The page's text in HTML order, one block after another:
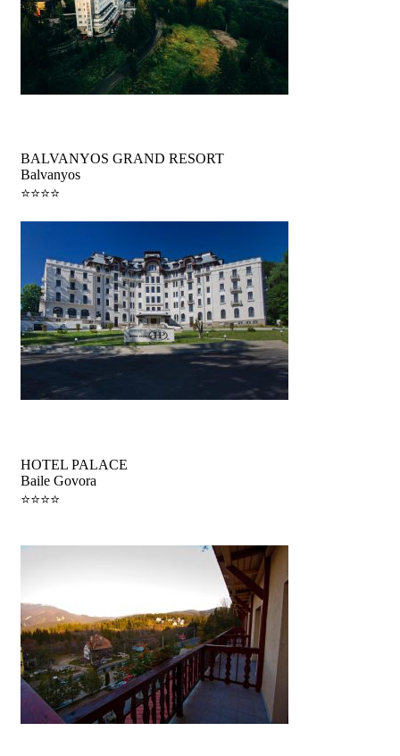
BALVANYOS GRAND RESORT
Balvanyos
⭐️⭐️⭐️⭐️
HOTEL PALACE
Baile Govora
⭐️⭐️⭐️⭐️